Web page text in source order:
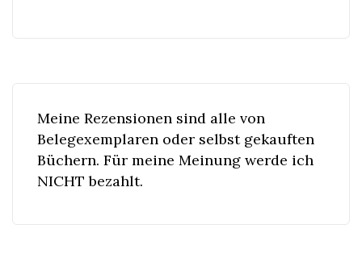
Meine Rezensionen sind alle von
Belegexemplaren oder selbst gekauften
Büchern. Für meine Meinung werde ich
NICHT bezahlt.